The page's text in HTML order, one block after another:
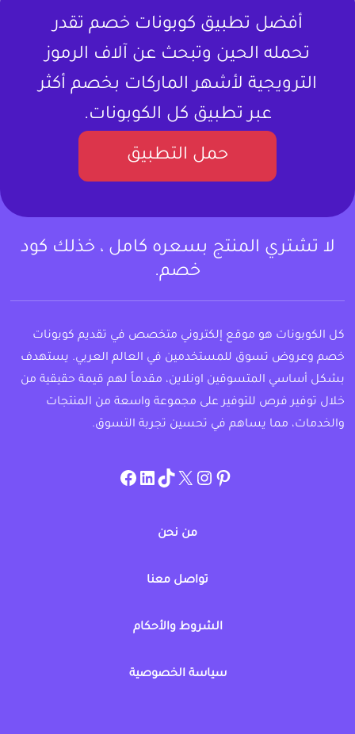
أفضل تطبيق كوبونات خصم تقدر
تحمله الحين وتبحث عن آلاف الرموز
الترويجية لأشهر الماركات بخصم أكثر
عبر تطبيق كل الكوبونات.
حمل التطبيق
لا تشتري المنتج بسعره كامل ، خذلك كود
خصم.
كل الكوبونات هو موقع إلكتروني متخصص في تقديم كوبونات
خصم وعروض تسوق للمستخدمين في العالم العربي. يستهدف
بشكل أساسي المتسوقين اونلاين، مقدماً لهم قيمة حقيقية من
خلال توفير فرص للتوفير على مجموعة واسعة من المنتجات
والخدمات، مما يساهم في تحسين تجربة التسوق.
pinterest
allcouponat
twitter
TikTok
linkedin
facebook
من نحن
تواصل معنا
الشروط والأحكام
سياسة الخصوصية